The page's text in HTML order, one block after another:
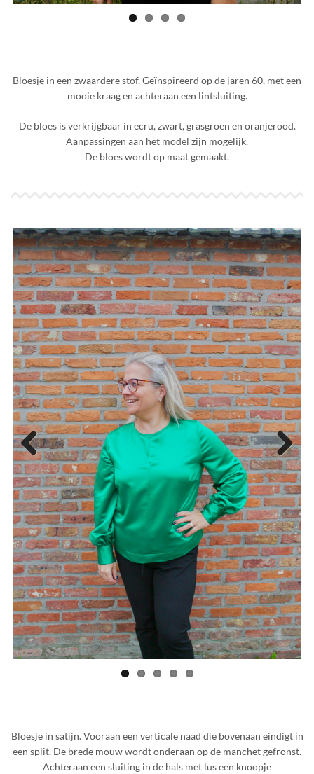
Bloesje in een zwaardere stof. Geïnspireerd op de jaren 60, met een
mooie kraag en achteraan een lintsluiting.
De bloes is verkrijgbaar in ecru, zwart, grasgroen en oranjerood.
Aanpassingen aan het model zijn mogelijk.
De bloes wordt op maat gemaakt.
Previous Next
Bloesje in satijn. Vooraan een verticale naad die bovenaan eindigt in
een split. De brede mouw wordt onderaan op de manchet gefronst.
Achteraan een sluiting in de hals met lus een knoopje